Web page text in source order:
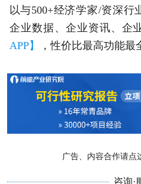
以与500+经济学家/资深行
企业数据、企业资讯、企
APP】
，性价比最高功能最
广告、内容合作请点
咨询·